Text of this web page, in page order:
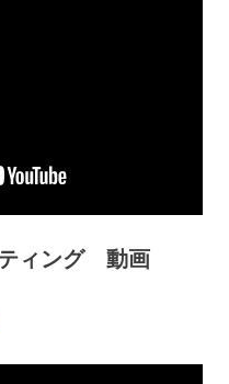
ィング 動画